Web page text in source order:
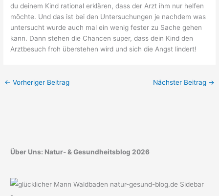
du deinem Kind rational erklären, dass der Arzt ihm nur helfen
möchte. Und das ist bei den Untersuchungen je nachdem was
untersucht wurde auch mal ein wenig fester zu Sache gehen
kann. Dann stehen die Chancen super, dass dein Kind den
Arztbesuch froh überstehen wird und sich die Angst lindert!
← Vorheriger Beitrag Nächster Beitrag →
Über Uns: Natur- & Gesundheitsblog 2026